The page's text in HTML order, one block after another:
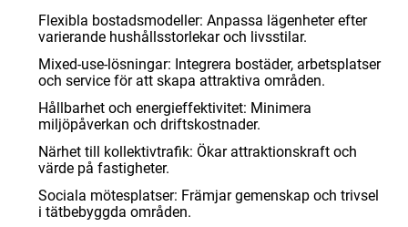
Flexibla bostadsmodeller: Anpassa lägenheter efter
varierande hushållsstorlekar och livsstilar.
Mixed-use-lösningar: Integrera bostäder, arbetsplatser
och service för att skapa attraktiva områden.
Hållbarhet och energieffektivitet: Minimera
miljöpåverkan och driftskostnader.
Närhet till kollektivtrafik: Ökar attraktionskraft och
värde på fastigheter.
Sociala mötesplatser: Främjar gemenskap och trivsel
i tätbebyggda områden.